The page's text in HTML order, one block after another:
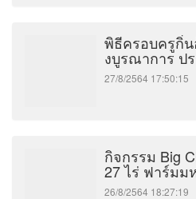
พิธีครอบครูกิ๋
งบูรณาการ ป
27/8/2564
กิจกรรม Big
27 ไร่ ฟาร์มม
26/8/2564